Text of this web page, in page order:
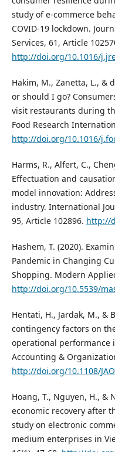
study of e-commerce
COVID-19 lockdown.
Services, 61, Article
http://doi.org/10.1016/
Hakim, M., Zanetta, L., &
or should I go?
visit restaurants during
Food Research
http://doi.org/10.1016/
Harms, R., Alfert, C.,
Effectuation and
model innovation:
industry. International
95, Article 102896. http://
Hashem, T. (2020).
Pandemic in Changing
Shopping. Modern
http://doi.org/10.5539/
Hentati, H., Jardak, M., &
contingency factors on
operational performance
Accounting &
http://doi.org/10.1108/
Hoang, T., Nguyen, H., &
economic recovery after
study on electronic
medium enterprises in